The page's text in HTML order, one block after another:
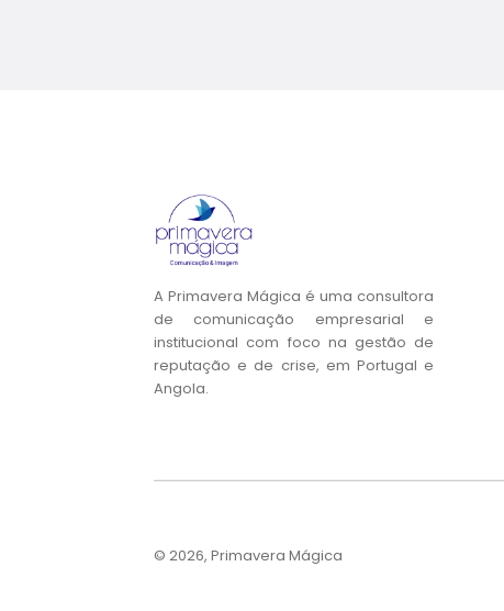
A Primavera Mágica é uma consultora
de comunicação empresarial e
institucional com foco na gestão de
reputação e de crise, em Portugal e
Angola.
© 2026, Primavera Mágica